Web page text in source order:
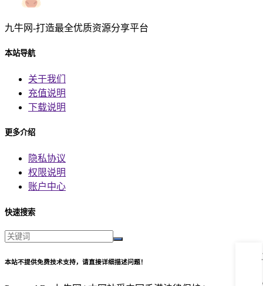
九牛网-打造最全优质资源分享平台
本站导航
关于我们
充值说明
下载说明
更多介绍
隐私协议
权限说明
账户中心
快速搜索
本站不提供免费技术支持，请直接详细描述问题！